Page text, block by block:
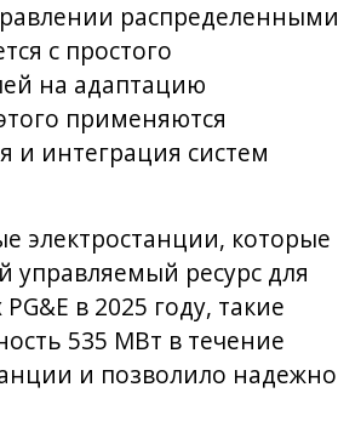
распределенными
с простого
на адаптацию
применяются
и интеграция систем
электростанции, которые
ресурс для
в 2025 году, такие
535 МВт в течение
и позволило надежно